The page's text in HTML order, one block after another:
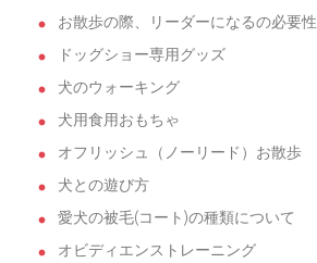
お散歩の際、リーダーになるの必要性
ドッグショー専用グッズ
犬のウォーキング
犬用食用おもちゃ
オフリッシュ（ノーリード）お散歩
犬との遊び方
愛犬の被毛(コート)の種類について
オビディエンストレーニング